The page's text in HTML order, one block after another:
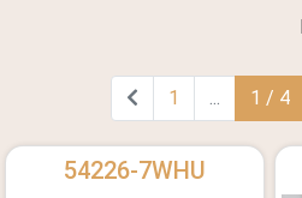
1 ... 1 / 4
54226-7WHU